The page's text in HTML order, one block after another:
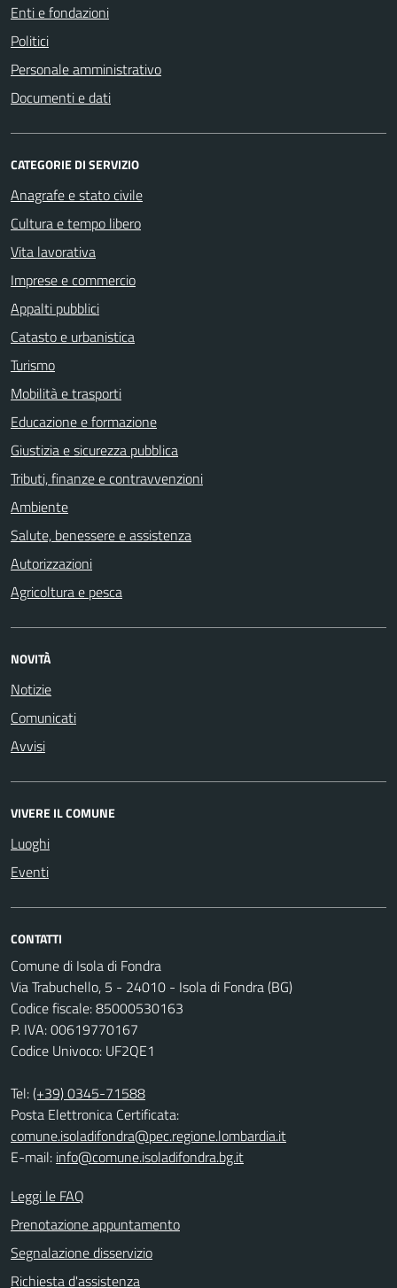
Enti e fondazioni
Politici
Personale amministrativo
Documenti e dati
CATEGORIE DI SERVIZIO
Anagrafe e stato civile
Cultura e tempo libero
Vita lavorativa
Imprese e commercio
Appalti pubblici
Catasto e urbanistica
Turismo
Mobilità e trasporti
Educazione e formazione
Giustizia e sicurezza pubblica
Tributi, finanze e contravvenzioni
Ambiente
Salute, benessere e assistenza
Autorizzazioni
Agricoltura e pesca
NOVITÀ
Notizie
Comunicati
Avvisi
VIVERE IL COMUNE
Luoghi
Eventi
CONTATTI
Comune di Isola di Fondra
Via Trabuchello, 5 - 24010 - Isola di Fondra (BG)
Codice fiscale: 85000530163
P. IVA: 00619770167
Codice Univoco: UF2QE1
Tel:(+39) 0345-71588
Posta Elettronica Certificata:
comune.isoladifondra@pec.regione.lombardia.it
E-mail: info@comune.isoladifondra.bg.it
Leggi le FAQ
Prenotazione appuntamento
Segnalazione disservizio
Richiesta d'assistenza